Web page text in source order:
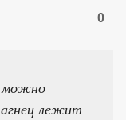
0
можно
лежит